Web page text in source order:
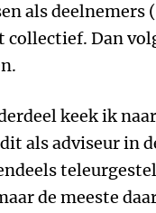
als deelnemers
collectief. Dan
keek ik
als adviseur in
de meeste